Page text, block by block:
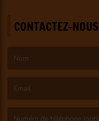
CONTACTEZ-NOUS